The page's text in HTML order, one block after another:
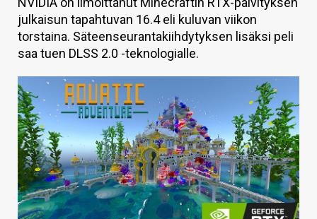
KAUPPA
VAIHDA TEEMA
HAKU
julkaisun tapahtuvan 16.4 eli kuluvan viikon
torstaina. Säteenseurantakiihdytyksen lisäksi peli
saa tuen DLSS 2.0 -teknologialle.